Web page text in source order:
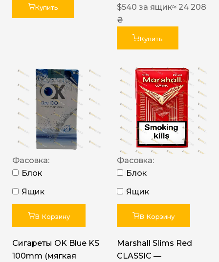
Купить
$540 за ящик≈ 24 208
₴
Купить
Фасовка:
Блок
Ящик
В Корзину
Сигареты OK Blue KS
100mm (мягкая
Фасовка:
Блок
Ящик
В Корзину
Marshall Slims Red
CLASSIC —